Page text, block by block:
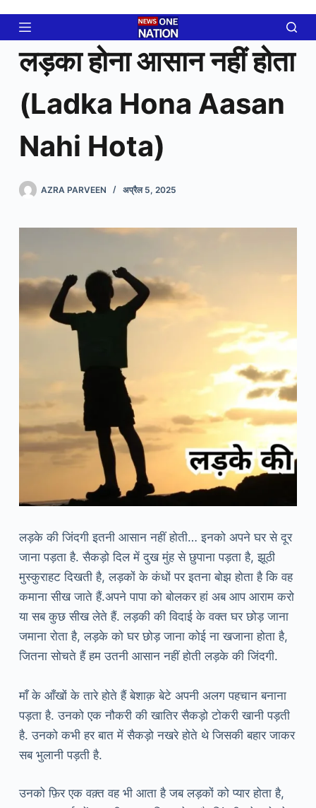
content
लड़का होना आसान नहीं होता
(Ladka Hona Aasan
Nahi Hota)
AZRA PARVEEN अप्रैल 5, 2025
लड़के की जिंदगी इतनी आसान नहीं होती… इनको अपने घर से दूर
जाना पड़ता है. सैकड़ो दिल में दुख मुंह से छुपाना पड़ता है, झूठी
मुस्कुराहट दिखती है, लड़कों के कंधों पर इतना बोझ होता है कि वह
कमाना सीख जाते हैं.अपने पापा को बोलकर हां अब आप आराम करो
या सब कुछ सीख लेते हैं. लड़की की विदाई के वक्त घर छोड़ जाना
जमाना रोता है, लड़के को घर छोड़ जाना कोई ना खजाना होता है,
जितना सोचते हैं हम उतनी आसान नहीं होती लड़के की जिंदगी.
माँ के आँखों के तारे होते हैं बेशाक़ बेटे अपनी अलग पहचान बनाना
पड़ता है. उनको एक नौकरी की खातिर सैकड़ो टोकरी खानी पड़ती
है. उनको कभी हर बात में सैकड़ो नखरे होते थे जिसकी बहार जाकर
सब भुलानी पड़ती है.
उनको फ़िर एक वक़्त वह भी आता है जब लड़कों को प्यार होता है,